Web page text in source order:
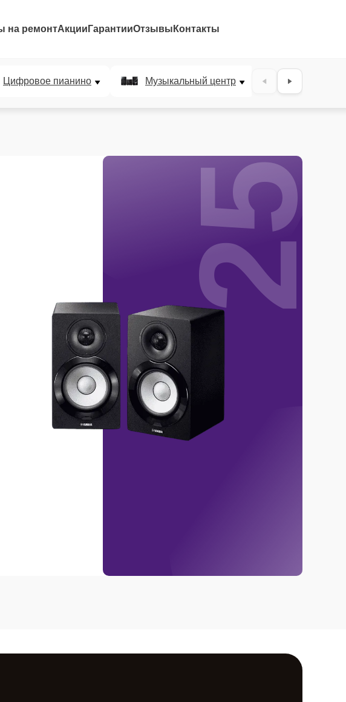
на ремонтАкции ГарантииОтзывы Контакты
Цифровое пианино Музыкальный центр DJ-пульт
25%